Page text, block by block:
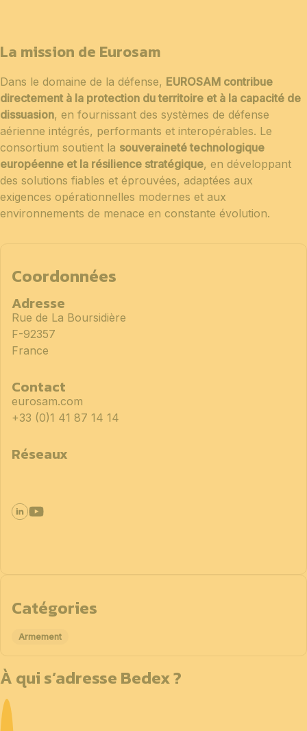
La mission de Eurosam
Dans le domaine de la défense, EUROSAM contribue
directement à la protection du territoire et à la capacité de
dissuasion, en fournissant des systèmes de défense
aérienne intégrés, performants et interopérables. Le
consortium soutient la souveraineté technologique
européenne et la résilience stratégique, en développant
des solutions fiables et éprouvées, adaptées aux
exigences opérationnelles modernes et aux
environnements de menace en constante évolution.
Coordonnées
Adresse
Rue de La Boursidière
F-92357
France
Contact
eurosam.com
+33 (0)1 41 87 14 14
Réseaux
Catégories
Armement
À qui s’adresse Bedex ?